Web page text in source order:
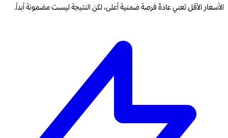
الأسعار الأقل تعني عادةً فرصة ضمنية أعلى، لكن النتيجة ليست مضمونة أبداً.